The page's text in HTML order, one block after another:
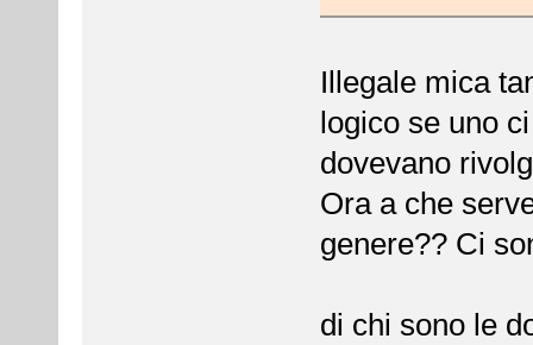
Illegale mica
logico se uno
dovevano
Ora a che
genere?? Ci
di chi sono le